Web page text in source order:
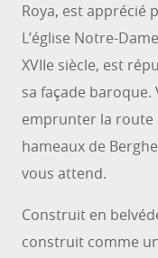
Roya, est apprécié
L’église Notre-
XVIIe siècle, est
sa façade
emprunter la route
hameaux de
vous attend.
Construit en
construit comme